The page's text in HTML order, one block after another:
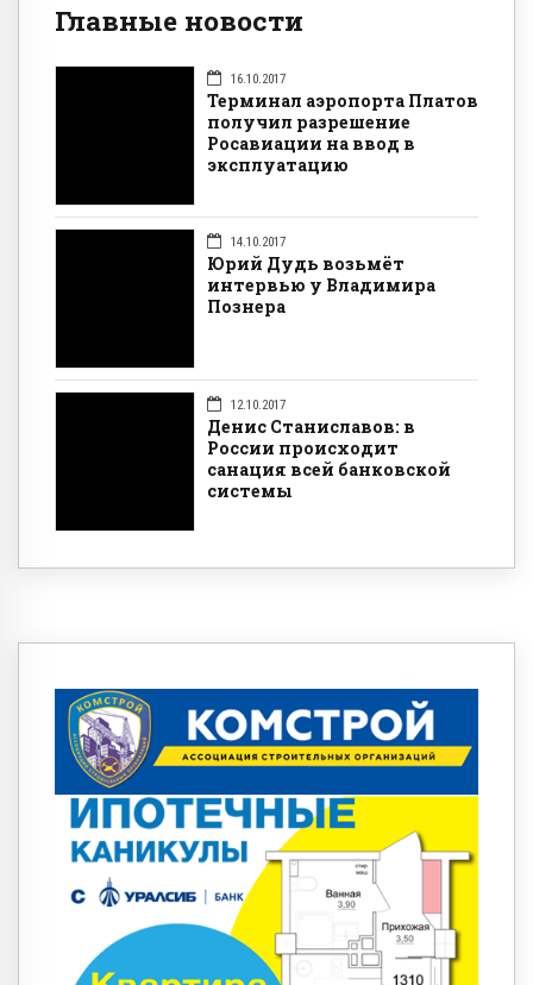
Главные новости
16.10.2017
Терминал аэропорта Платов
получил разрешение
Росавиации на ввод в
эксплуатацию
14.10.2017
Юрий Дудь возьмёт
интервью у Владимира
Познера
12.10.2017
Денис Станиславов: в
России происходит
санация всей банковской
системы